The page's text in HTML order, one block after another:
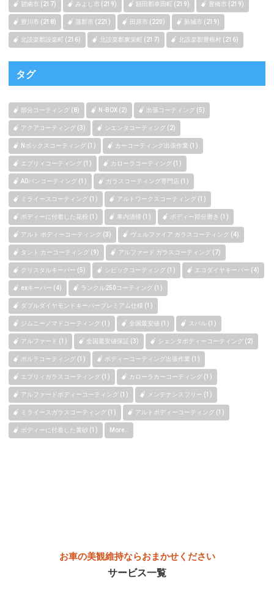
碧南市 (217) みよし市 (219) 額田郡幸田町 (219) 豊橋市 (219)
豊川市 (218) 蒲郡市 (221) 田原市 (220) 新城市 (219)
北設楽郡設楽町 (216) 北設楽郡東栄町 (217) 北設楽郡豊根村 (216)
タグ
部分コーティング (8) N-BOX (2) 出張コーティング (5)
アクアコーティング (3) シエンタコーティング (2)
Nボックスコーティング (1) カーコーティング出張作業 (1)
エブリィコーティング (1) カローラコーティング (1)
ADバンコーティング (1) ガラスコーティング専門店 (1)
ミライースコーティング (1) アルトワークスコーティング (1)
ボディーに付着した花粉 (1) 車内清掃 (1) ボディー部分磨き (1)
アルト ボディーコーティング (3) ヴェルファイア ガラスコーティング (4)
タント カーコーティング (9) アルファード ガラスコーティング (7)
クリスタルキーパー (5) シビックコーティング (1) エコダイヤキーパー (4)
exキーパー (4) ランクル250コーティング (1)
ダブルダイヤモンドキーパープレミアム仕様 (1)
ジムニーノマドコーティング (1) 全国最安値 (1) スバル (1)
アルファード (1) 全国最安値保証 (3) シェンタボディーコーティング (2)
ポルテコーティング (1) ボディーコーティング出張作業 (1)
エブリィガラスコーティング (1) カローラカーコーティング (1)
アルファードボディーコーティング (1) メンテナンスフリー (1)
ミライースガラスコーティング (1) アルトボディーコーティング (1)
ボディーに付着した黄砂 (1) More..
お車の美観維持ならおまかせください
サービス一覧